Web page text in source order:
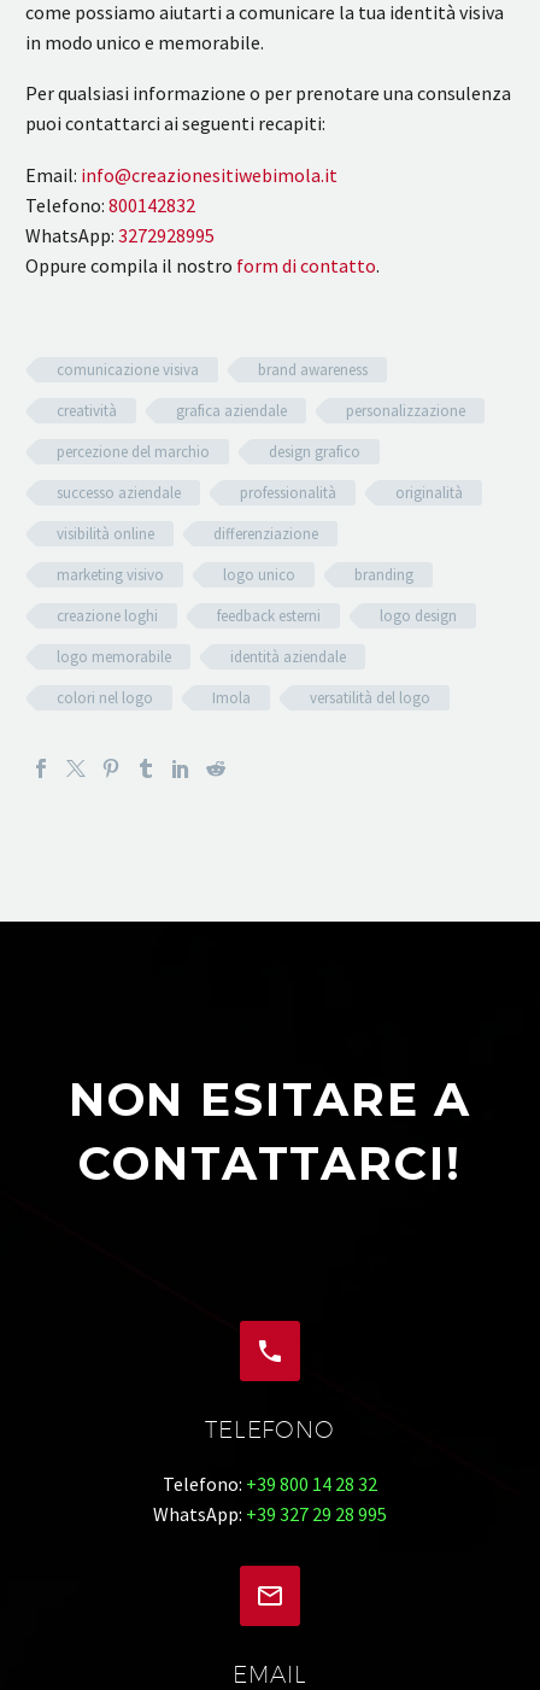
come possiamo aiutarti a comunicare la tua identità visiva
in modo unico e memorabile.
Per qualsiasi informazione o per prenotare una consulenza
puoi contattarci ai seguenti recapiti:
Email: info@creazionesitiwebimola.it
Telefono: 800142832
WhatsApp: 3272928995
Oppure compila il nostro form di contatto.
comunicazione visiva
brand awareness
creatività
grafica aziendale
personalizzazione
percezione del marchio
design grafico
successo aziendale
professionalità
originalità
visibilità online
differenziazione
marketing visivo
logo unico
branding
creazione loghi
feedback esterni
logo design
logo memorabile
identità aziendale
colori nel logo
Imola versatilità del logo
NON ESITARE A
CONTATTARCI!


TELEFONO
Telefono: +39 800 14 28 32
WhatsApp: +39 327 29 28 995


EMAIL